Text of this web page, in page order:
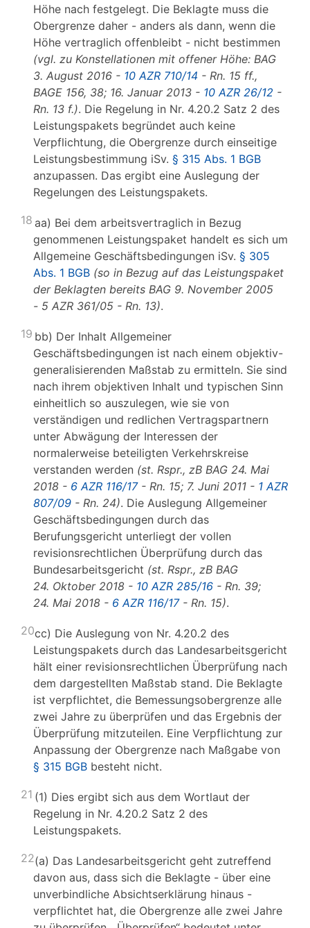
Höhe nach festgelegt. Die Beklagte muss die
Obergrenze daher - anders als dann, wenn die
Höhe vertraglich offenbleibt - nicht bestimmen
(vgl. zu Konstellationen mit offener Höhe: BAG
3. August 2016 - 10 AZR 710/14 - Rn. 15 ff.,
BAGE 156, 38; 16. Januar 2013 - 10 AZR 26/12 -
Rn. 13 f.). Die Regelung in Nr. 4.20.2 Satz 2 des
Leistungspakets begründet auch keine
Verpflichtung, die Obergrenze durch einseitige
Leistungsbestimmung iSv. § 315 Abs. 1 BGB
anzupassen. Das ergibt eine Auslegung der
Regelungen des Leistungspakets.
18 aa) Bei dem arbeitsvertraglich in Bezug
genommenen Leistungspaket handelt es sich um
Allgemeine Geschäftsbedingungen iSv. § 305
Abs. 1 BGB (so in Bezug auf das Leistungspaket
der Beklagten bereits BAG 9. November 2005
- 5 AZR 361/05 - Rn. 13).
19 bb) Der Inhalt Allgemeiner
Geschäftsbedingungen ist nach einem objektiv-
generalisierenden Maßstab zu ermitteln. Sie sind
nach ihrem objektiven Inhalt und typischen Sinn
einheitlich so auszulegen, wie sie von
verständigen und redlichen Vertragspartnern
unter Abwägung der Interessen der
normalerweise beteiligten Verkehrskreise
verstanden werden (st. Rspr., zB BAG 24. Mai
2018 - 6 AZR 116/17- Rn. 15; 7. Juni 2011 - 1 AZR
807/09 - Rn. 24). Die Auslegung Allgemeiner
Geschäftsbedingungen durch das
Berufungsgericht unterliegt der vollen
revisionsrechtlichen Überprüfung durch das
Bundesarbeitsgericht (st. Rspr., zB BAG
24. Oktober 2018 - 10 AZR 285/16 - Rn. 39;
24. Mai 2018 - 6 AZR 116/17- Rn. 15).
20cc) Die Auslegung von Nr. 4.20.2 des
Leistungspakets durch das Landesarbeitsgericht
hält einer revisionsrechtlichen Überprüfung nach
dem dargestellten Maßstab stand. Die Beklagte
ist verpflichtet, die Bemessungsobergrenze alle
zwei Jahre zu überprüfen und das Ergebnis der
Überprüfung mitzuteilen. Eine Verpflichtung zur
Anpassung der Obergrenze nach Maßgabe von
§ 315 BGB besteht nicht.
21 (1) Dies ergibt sich aus dem Wortlaut der
Regelung in Nr. 4.20.2 Satz 2 des
Leistungspakets.
22(a) Das Landesarbeitsgericht geht zutreffend
davon aus, dass sich die Beklagte - über eine
unverbindliche Absichtserklärung hinaus -
verpflichtet hat, die Obergrenze alle zwei Jahre